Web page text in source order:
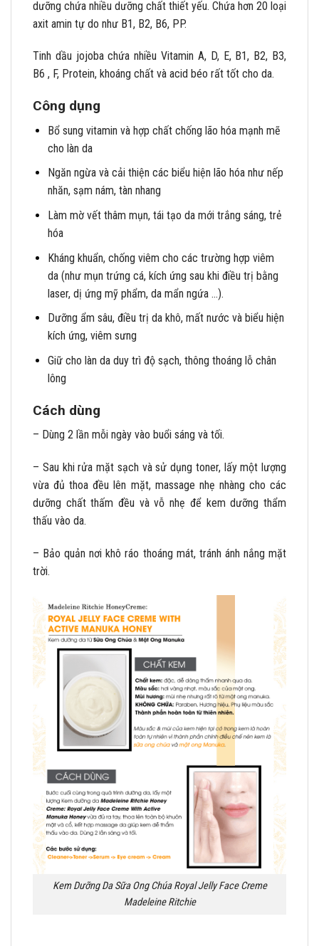
dưỡng chứa nhiều dưỡng chất thiết yếu. Chứa hơn 20 loại
axit amin tự do như B1, B2, B6, PP.
Tinh dầu jojoba chứa nhiều Vitamin A, D, E, B1, B2, B3,
B6 , F, Protein, khoáng chất và acid béo rất tốt cho da.
Công dụng
Bổ sung vitamin và hợp chất chống lão hóa mạnh mẽ
cho làn da
Ngăn ngừa và cải thiện các biểu hiện lão hóa như nếp
nhăn, sạm nám, tàn nhang
Làm mờ vết thâm mụn, tái tạo da mới trắng sáng, trẻ
hóa
Kháng khuẩn, chống viêm cho các trường hợp viêm
da (như mụn trứng cá, kích ứng sau khi điều trị bằng
laser, dị ứng mỹ phẩm, da mẩn ngứa …).
Dưỡng ẩm sâu, điều trị da khô, mất nước và biểu hiện
kích ứng, viêm sưng
Giữ cho làn da duy trì độ sạch, thông thoáng lỗ chân
lông
Cách dùng
– Dùng 2 lần mỗi ngày vào buổi sáng và tối.
– Sau khi rửa mặt sạch và sử dụng toner, lấy một lượng
vừa đủ thoa đều lên mặt, massage nhẹ nhàng cho các
dưỡng chất thấm đều và vỗ nhẹ để kem dưỡng thẩm
thấu vào da.
– Bảo quản nơi khô ráo thoáng mát, tránh ánh nắng mặt
trời.
Kem Dưỡng Da Sữa Ong Chúa Royal Jelly Face Creme
Madeleine Ritchie